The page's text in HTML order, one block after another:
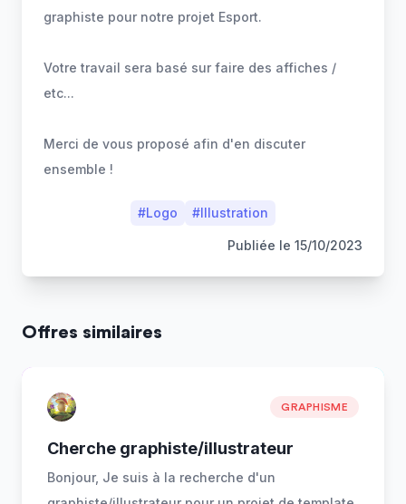
graphiste pour notre projet Esport.
Votre travail sera basé sur faire des affiches /
etc...
Merci de vous proposé afin d'en discuter
ensemble !
#Logo #Illustration
Publiée le 15/10/2023
Offres similaires
GRAPHISME
Cherche graphiste/illustrateur
Bonjour, Je suis à la recherche d'un